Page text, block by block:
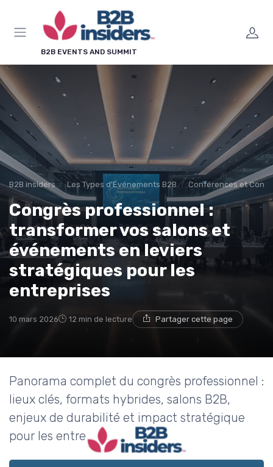
B2B EVENTS AND SUMMIT
B2B insiders Les Types d'Événements B2B Conférences et
Congrès professionnel :
transformer vos salons et
événements en leviers
stratégiques pour les
entreprises
10 mars 2026 12 min de lecture Partager cette page
Panorama complet du congrès professionnel :
lieux clés, formats hybrides, salons B2B,
enjeux de durabilité et impact stratégique
pour les entreprises.
Panneau de gestion des cookies